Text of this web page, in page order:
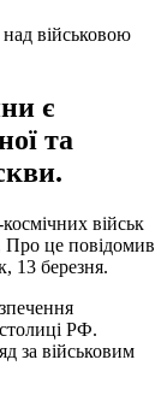
військовою
є
та
військ
Про це повідомив
13 березня.
РФ.
за військовим